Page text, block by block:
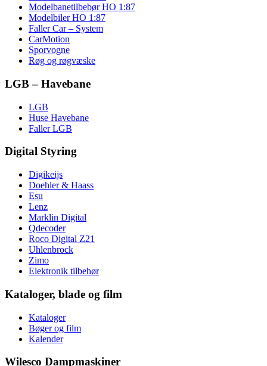
Modelbanetilbebør HO 1:87
Modelbiler HO 1:87
Faller Car – System
CarMotion
Sporvogne
Røg og røgvæske
LGB – Havebane
LGB
Huse Havebane
Faller LGB
Digital Styring
Digikeijs
Doehler & Haass
Esu
Lenz
Marklin Digital
Qdecoder
Roco Digital Z21
Uhlenbrock
Zimo
Elektronik tilbehør
Kataloger, blade og film
Kataloger
Bøger og film
Kalender
Wilesco Dampmaskiner